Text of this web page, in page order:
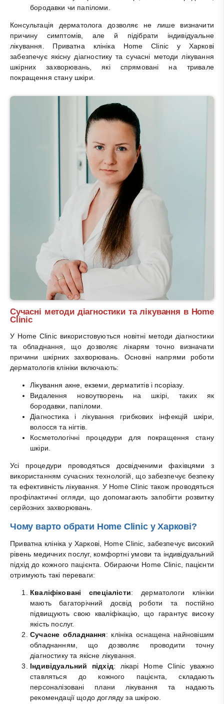
бородавки чи папіломи.
Консультація дерматолога дозволяє не лише визначити
причину симптомів, але й підібрати індивідуальне
лікування. Приватна клініка Home Clinic у Харкові
забезпечує якісну діагностику та сучасні методи лікування
шкірних захворювань, які спрямовані на тривале
покращення стану шкіри.
Сучасні методи діагностики та лікування в Home
Clinic
У Home Clinic використовуються новітні методи діагностики
та обладнання, що дозволяє лікарям точно визначати
причини шкірних захворювань. Основні напрями роботи
дерматологів клініки включають:
Лікування акне, екземи, дерматитів і псоріазу.
Видалення новоутворень на шкірі, таких як
бородавки, папіломи.
Діагностика і лікування грибкових інфекцій шкіри,
волосся та нігтів.
Косметологічні процедури для покращення стану
шкіри.
Усі процедури проводяться досвідченими фахівцями з
використанням сучасних технологій, що забезпечує безпеку
та ефективність лікування. У Home Clinic також проводяться
профілактичні огляди, що допомагають запобігти розвитку
серйозних захворювань.
Чому варто обрати Home Clinic у Харкові?
Приватна клініка у Харкові, Home Clinic, забезпечує високий
рівень медичних послуг, комфортні умови та індивідуальний
підхід до кожного пацієнта. Обираючи Home Clinic, пацієнти
отримують такі переваги:
Кваліфіковані спеціалісти: дерматологи клініки
мають багаторічний досвід роботи та постійно
підвищують свою кваліфікацію, що гарантує високу
якість послуг.
Сучасне обладнання: клініка оснащена найновішим
обладнанням, що дозволяє проводити точну
діагностику та якісне лікування.
Індивідуальний підхід: лікарі Home Clinic уважно
ставляться до кожного пацієнта, складають
персоналізовані плани лікування та надають
рекомендації щодо догляду за шкірою.